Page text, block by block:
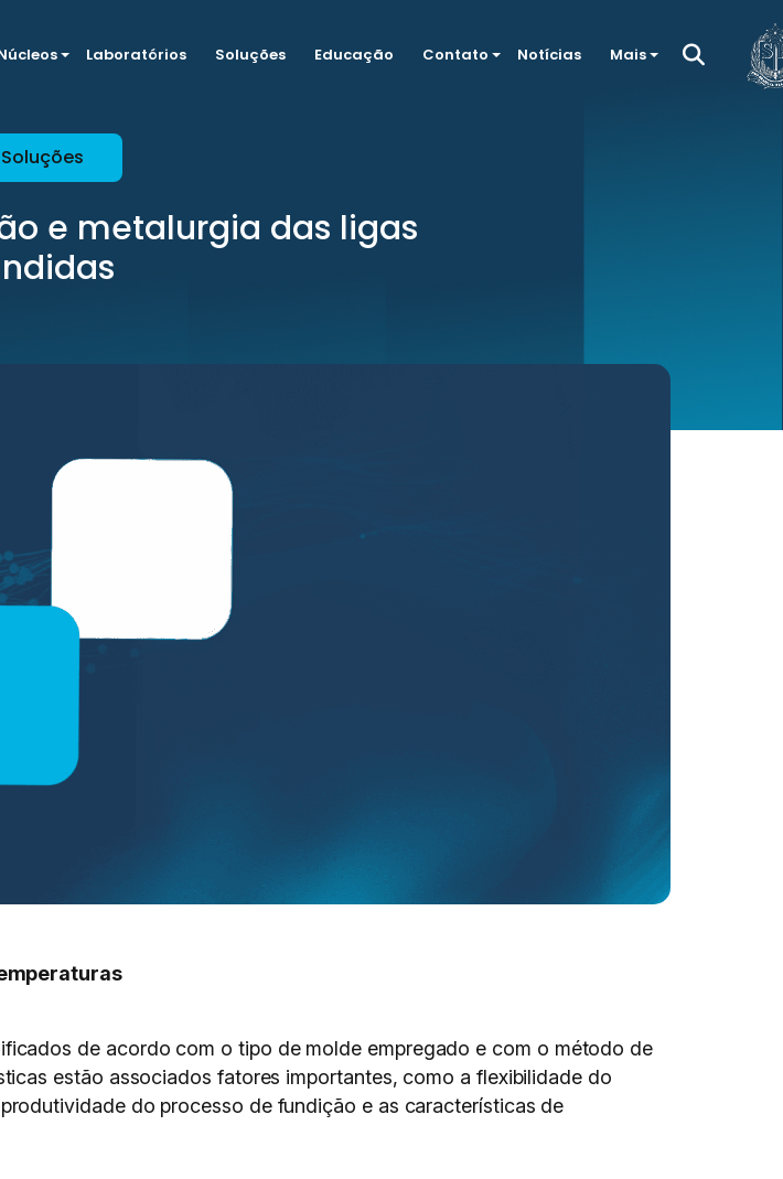
Laboratórios Soluções Educação Contato Notícias Mais
Soluções
e metalurgia das ligas
de acordo com o tipo de molde empregado e com o método de
estão associados fatores importantes, como a flexibilidade do
do processo de fundição e as características de